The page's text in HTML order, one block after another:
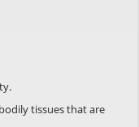
tissues that are